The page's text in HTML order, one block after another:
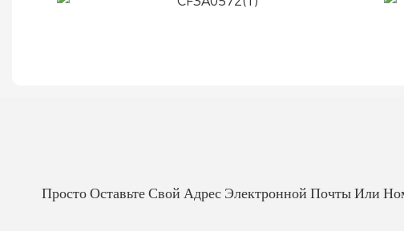
Просто Оставьте Свой Адрес Электронной Почты Или